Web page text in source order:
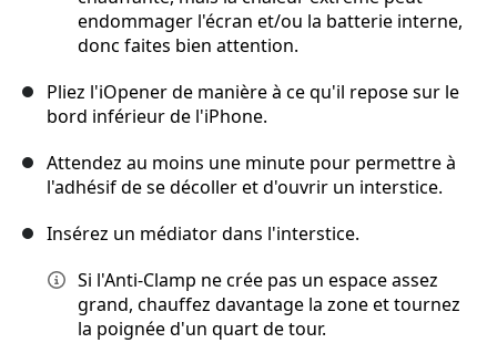
endommager l'écran et/ou la batterie interne,
donc faites bien attention.
Pliez l'iOpener de manière à ce qu'il repose sur le
bord inférieur de l'iPhone.
Attendez au moins une minute pour permettre à
l'adhésif de se décoller et d'ouvrir un interstice.
Insérez un médiator dans l'interstice.
Si l'Anti-Clamp ne crée pas un espace assez
grand, chauffez davantage la zone et tournez
la poignée d'un quart de tour.